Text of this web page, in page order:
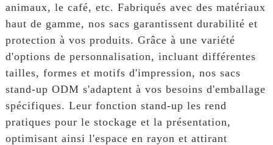
animaux, le café, etc. Fabriqués avec des matériaux
haut de gamme, nos sacs garantissent durabilité et
protection à vos produits. Grâce à une variété
d'options de personnalisation, incluant différentes
tailles, formes et motifs d'impression, nos sacs
stand-up ODM s'adaptent à vos besoins d'emballage
spécifiques. Leur fonction stand-up les rend
pratiques pour le stockage et la présentation,
optimisant ainsi l'espace en rayon et attirant